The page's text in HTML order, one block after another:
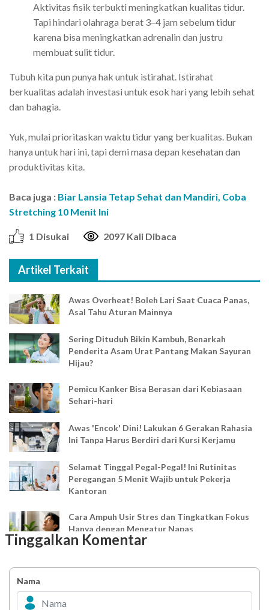
Aktivitas fisik terbukti meningkatkan kualitas tidur.
Tapi hindari olahraga berat 3–4 jam sebelum tidur
karena bisa meningkatkan adrenalin dan justru
membuat sulit tidur.
Tubuh kita pun punya hak untuk istirahat. Istirahat
berkualitas adalah investasi untuk esok hari yang lebih sehat
dan bahagia.
Yuk, mulai prioritaskan waktu tidur yang berkualitas. Bukan
hanya untuk hari ini, tapi demi masa depan kesehatan dan
produktivitas kita.
Baca juga : Biar Lansia Tetap Sehat dan Mandiri, Coba
Stretching 10 Menit Ini
1 Disukai 2097 Kali Dibaca
Artikel Terkait
Awas Overheat! Boleh Lari Saat Cuaca Panas,
Asal Tahu Aturan Mainnya
Sering Dituduh Bikin Kambuh, Benarkah
Penderita Asam Urat Pantang Makan Sayuran
Hijau?
Pemicu Kanker Bisa Berasan dari Kebiasaan
Sehari-hari
Awas 'Encok' Dini! Lakukan 6 Gerakan Rahasia
Ini Tanpa Harus Berdiri dari Kursi Kerjamu
Selamat Tinggal Pegal-Pegal! Ini Rutinitas
Peregangan 5 Menit Wajib untuk Pekerja
Kantoran
Cara Ampuh Usir Stres dan Tingkatkan Fokus
Hanya dengan Mengatur Napas
Bahagia dalam Tubuh
Minuman Manis, Teman atau Ancaman?
Tinggalkan Komentar
Nama